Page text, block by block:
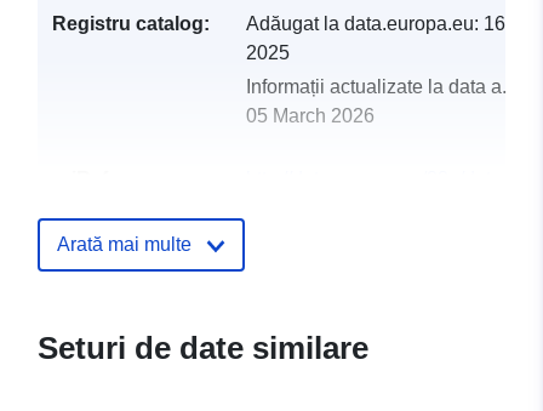
Registru catalog: Adăugat la data.europa.eu: 16
2025
Informații actualizate la data
05 March 2026
Arată mai multe
Seturi de date similare